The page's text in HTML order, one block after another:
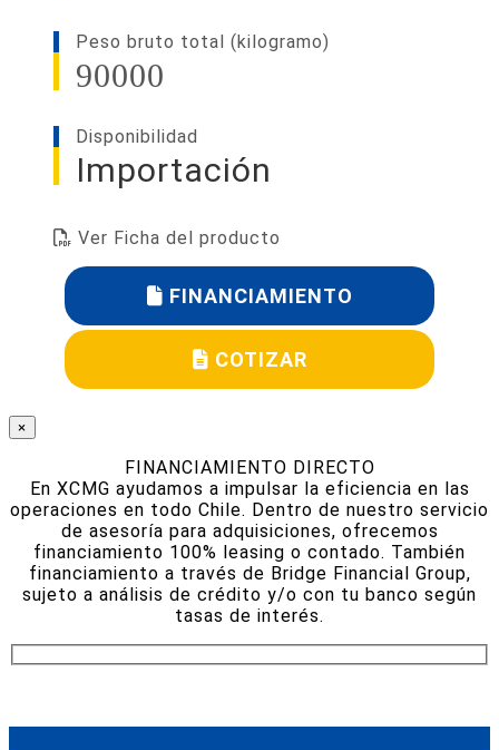
Peso bruto total (kilogramo)
90000
Disponibilidad
Importación
Ver Ficha del producto
FINANCIAMIENTO
COTIZAR
×
FINANCIAMIENTO DIRECTO
En XCMG ayudamos a impulsar la eficiencia en las
operaciones en todo Chile. Dentro de nuestro servicio
de asesoría para adquisiciones, ofrecemos
financiamiento 100% leasing o contado. También
financiamiento a través de Bridge Financial Group,
sujeto a análisis de crédito y/o con tu banco según
tasas de interés.